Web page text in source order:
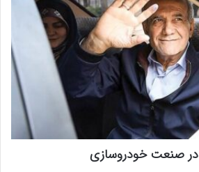
صنعت خودروسازی